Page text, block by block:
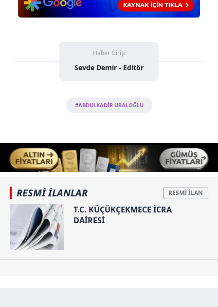
Haber Girişi
Sevde Demir - Editör
#ABDULKADİR URALOĞLU
RESMİ İLANLAR
T.C. KÜÇÜKÇEKMECE İCRA
DAİRESİ